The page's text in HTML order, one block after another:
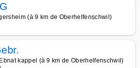
(à 9 km de Oberhelfenschwil)
kappel (à 9 km de Oberhelfenschwil)